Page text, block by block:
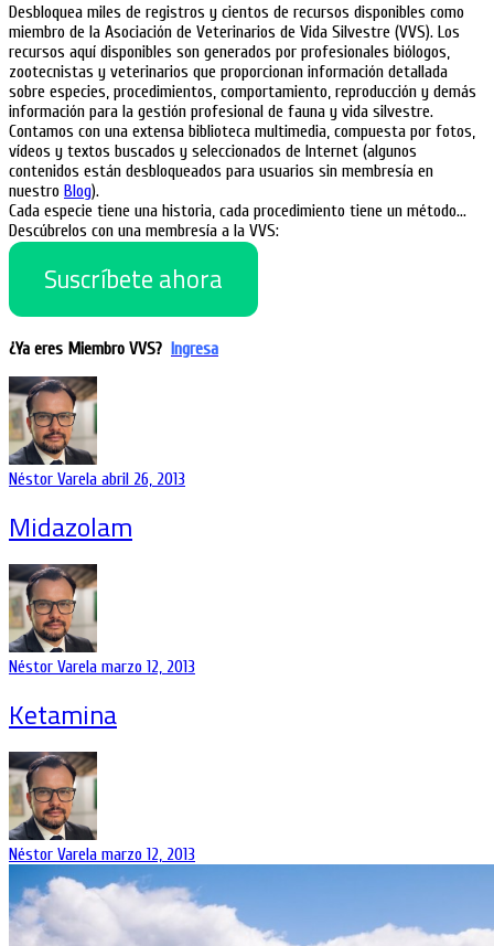
Desbloquea miles de registros y cientos de recursos disponibles como
miembro de la Asociación de Veterinarios de Vida Silvestre (VVS). Los
recursos aquí disponibles son generados por profesionales biólogos,
zootecnistas y veterinarios que proporcionan información detallada
sobre especies, procedimientos, comportamiento, reproducción y demás
información para la gestión profesional de fauna y vida silvestre.
Contamos con una extensa biblioteca multimedia, compuesta por fotos,
vídeos y textos buscados y seleccionados de Internet (algunos
contenidos están desbloqueados para usuarios sin membresía en
nuestro Blog).
Cada especie tiene una historia, cada procedimiento tiene un método…
Descúbrelos con una membresía a la VVS:
Suscríbete ahora
¿Ya eres Miembro VVS? Ingresa
Néstor Varela abril 26, 2013
Midazolam
Néstor Varela marzo 12, 2013
Ketamina
Néstor Varela marzo 12, 2013